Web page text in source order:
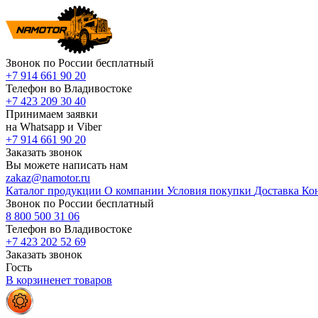
Звонок по России бесплатный
+7 914 661 90 20
Телефон во Владивостоке
+7 423 209 30 40
Принимаем заявки
на Whatsapp и Viber
+7 914 661 90 20
Заказать звонок
Вы можете написать нам
zakaz@namotor.ru
Каталог продукции О компании Условия покупки Доставка
Звонок по России бесплатный
8 800 500 31 06
Телефон во Владивостоке
+7 423 202 52 69
Заказать звонок
Гость
В корзиненет товаров